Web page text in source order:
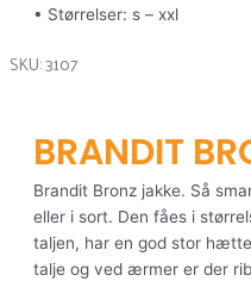
• Størrelser: s – xxl
SKU: 3107
BRANDIT
Brandit Bronz jakke. Så
eller i sort. Den fåes i
taljen, har en god stor
talje og ved ærmer er der